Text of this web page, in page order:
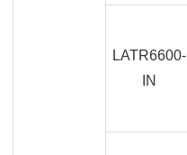
LATR6600-
IN